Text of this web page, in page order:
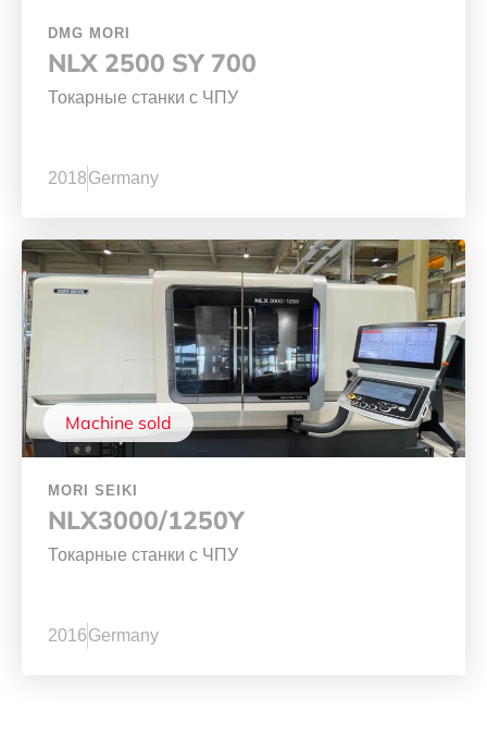
DMG MORI
NLX 2500 SY 700
Токарные станки с ЧПУ
2018Germany
Machine sold
MORI SEIKI
NLX3000/1250Y
Токарные станки с ЧПУ
2016Germany